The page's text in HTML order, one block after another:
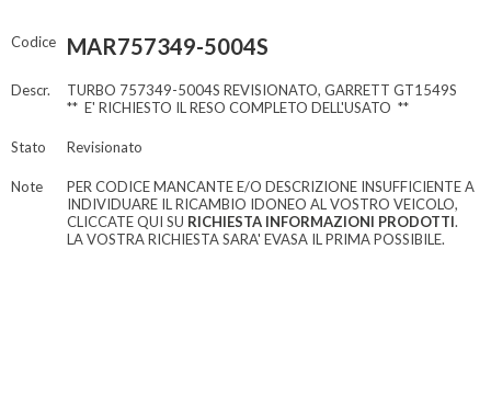
Codice MAR757349-5004S
Descr.
TURBO 757349-5004S REVISIONATO, GARRETT GT1549S
** E' RICHIESTO IL RESO COMPLETO DELL'USATO **
Stato Revisionato
Note
PER CODICE MANCANTE E/O DESCRIZIONE INSUFFICIENTE A
INDIVIDUARE IL RICAMBIO IDONEO AL VOSTRO VEICOLO,
CLICCATE QUI SU RICHIESTA INFORMAZIONI PRODOTTI.
LA VOSTRA RICHIESTA SARA' EVASA IL PRIMA POSSIBILE.